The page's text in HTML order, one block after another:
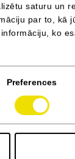
saturu un
par to, kā
ko
Preferences